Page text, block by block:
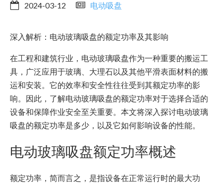
2024-03-12 电动吸盘
深入解析：电动玻璃吸盘的额定功率及其影响
在工程和建筑行业，电动玻璃吸盘作为一种重要的搬运工
具，广泛应用于玻璃、大理石以及其他平滑表面材料的搬
运和安装。它的效率和安全性往往受到其额定功率的影
响。因此，了解电动玻璃吸盘的额定功率对于选择合适的
设备和保障作业安全至关重要。本文将深入探讨电动玻璃
吸盘的额定功率是多少，以及它如何影响设备的性能。
电动玻璃吸盘额定功率概述
额定功率，简而言之，是指设备在正常运行时的最大功